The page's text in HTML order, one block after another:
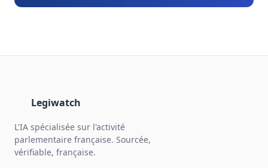
Legiwatch
L'IA spécialisée sur l'activité
parlementaire française. Sourcée,
vérifiable, française.